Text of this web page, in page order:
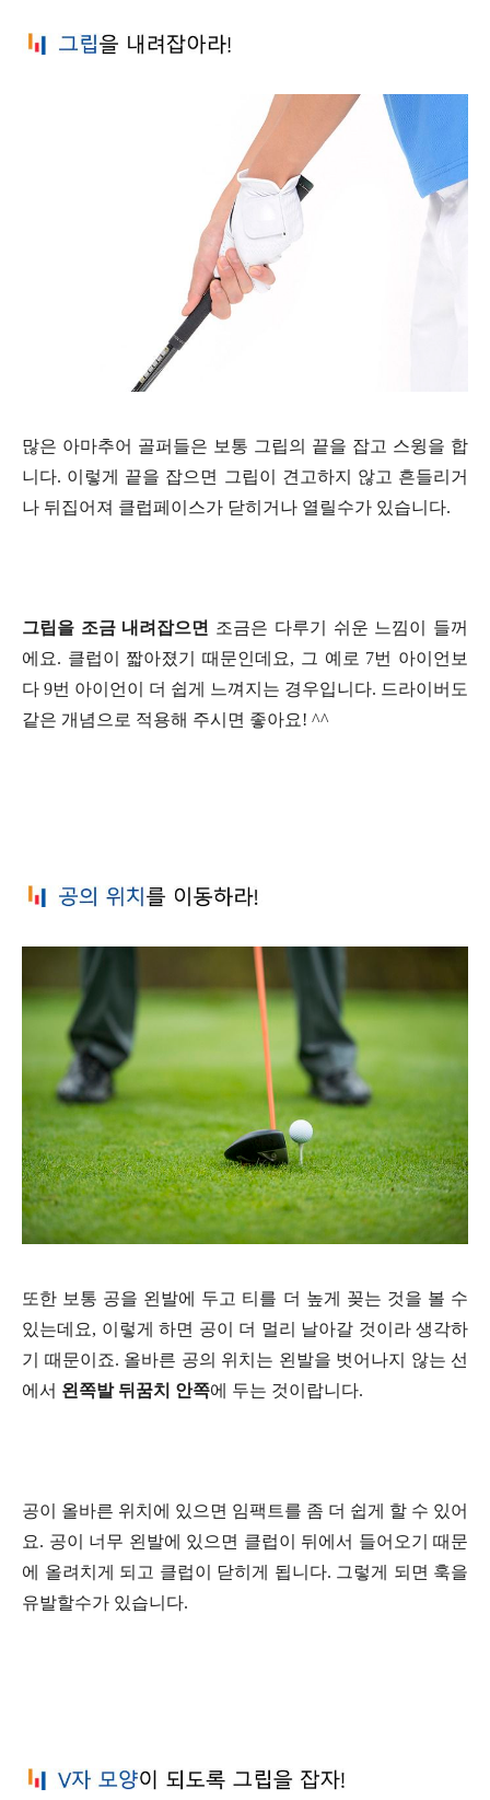
많은 아마추어 골퍼들은 보통 그립의 끝을 잡고 스윙을 합
니다. 이렇게 끝을 잡으면 그립이 견고하지 않고 흔들리거
나 뒤집어져 클럽페이스가 닫히거나 열릴수가 있습니다.
그립을 조금 내려잡으면 조금은 다루기 쉬운 느낌이 들꺼
에요. 클럽이 짧아졌기 때문인데요, 그 예로 7번 아이언보
다 9번 아이언이 더 쉽게 느껴지는 경우입니다. 드라이버도
같은 개념으로 적용해 주시면 좋아요! ^^
또한 보통 공을 왼발에 두고 티를 더 높게 꽂는 것을 볼 수
있는데요, 이렇게 하면 공이 더 멀리 날아갈 것이라 생각하
기 때문이죠. 올바른 공의 위치는 왼발을 벗어나지 않는 선
에서 왼쪽발 뒤꿈치 안쪽에 두는 것이랍니다.
공이 올바른 위치에 있으면 임팩트를 좀 더 쉽게 할 수 있어
요. 공이 너무 왼발에 있으면 클럽이 뒤에서 들어오기 때문
에 올려치게 되고 클럽이 닫히게 됩니다. 그렇게 되면 훅을
유발할수가 있습니다.